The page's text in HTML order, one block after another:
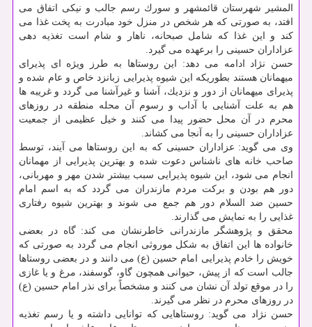
المشیر شهرستان قائمشهر و سورك رسم جالب و نیكی اتفاق می
افتد، به صورتی كه هر شخص در منزل خود مبادرت به پخت غذا می
كند و این غذا كه شامل صبحانه، ناهار و شام است تغذیه دهی
عزاداران حسینی را برعهده می گیرد.
حسن نژاد ادامه می دهد: این روستاها به طرز ویژه ای پذیرای
میهمانان هستند بطوریكه این شیوه پذیرایی زبانزد خاص و عام شده و
پذیرای میهمانان از دور و نزدیك، آشنا و غیرآشنا می گردد و غریبه ها
هم به علت آشنایی با آداب و رسوم آن محله منطقه در روزهای
محرم در آن محل حضور پیدا می كنند و خیل عظیمی از جمعیت
عزاداران حسینی را به آنجا می كشاند.
وی می گوید: عزاداران حسینی كه به این روستاها می آیند، توسط
صاحب خانه های ناشناس دعوت شده و بهترین پذیرایی از مهمانان
انجام می شود، این شیوه پذیرایی سبب بیشتر شدن مهر و مهربانی،
دور هم بودن و بركت مردم مازندران می گردد كه به اسم امام
حسین ضد السلام دور هم جمع می شوند و بهترین شیوه رفتاری
غذایی را به نمایش می گذارند.
محقق و پژوهشگر مازندرانی خاطرنشان می كند: گاه در بعضی
خانواده ها این اتفاق به شكل موروثی انجام می گردد به صورتی كه
خویش را خادم پذیرایی امام حسین (ع) می دانند و در بعضی روستاها
جالب است كه از پیش، حیوانی همچون گاو، گوسفند، مرغ و یا غازی
را در موقع تولد آن نشان می كنند و مشخصاً برای نذر امام حسین (ع)
در روزهای محرم در نظر می گیرند.
حسن نژاد می گوید: روستاهایی كه توانایی داشته و یا رسم تغذیه